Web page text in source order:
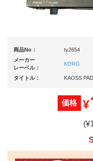
商品No：
ty2654
メーカー
レーベル：
KORG
タイトル： KAOSS
価格 ¥
(¥